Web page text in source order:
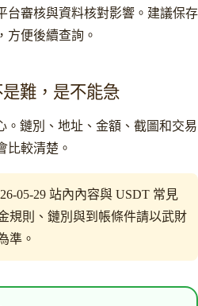
台審核與資料核對影響。建議保存
方便後續查詢。
難，是不能急
。鏈別、地址、金額、截圖和交易
比較清楚。
05-29 站內內容與 USDT 常見
規則、鏈別與到帳條件請以武財
準。